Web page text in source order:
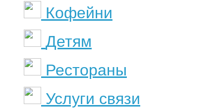
Кофейни
Детям
Рестораны
Услуги связи